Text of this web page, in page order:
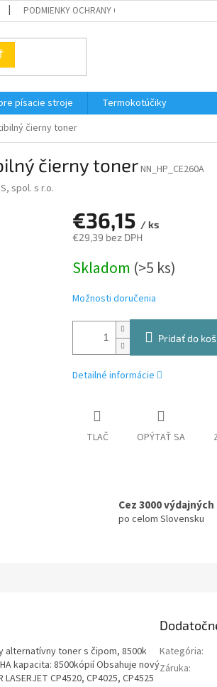
PODMIENKY OCHRANY OSOBNÝCH ÚDAJOV
písacie stroje
Termokotúčiky
čierny toner
čierny tonerNN_HP_CE260A
spol. s r.o.
€36,15 / ks
€29,39 bez DPH
cena:
Skladom (>5 ks)
Možnosti doručenia
Pridať do
Detailné informácie
TLAČ OPÝTAŤ SA
Cez 3000
po celom Slovensku
alternatívny toner s čipom, 8500k
kapacita: 8500kópií Obsahuje nový
CP4520, CP4025, CP4525
Kategória:
Záruka: